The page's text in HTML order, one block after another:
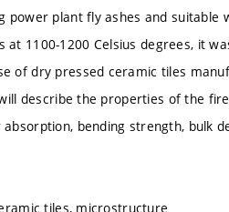
power plant fly ashes and
1100-1200 Celsius degrees, it
of dry pressed ceramic tiles
describe the properties of the
bending strength, bulk
tiles, microstructure